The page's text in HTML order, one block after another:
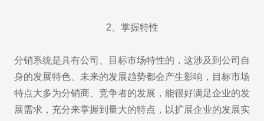
2、掌握特性
分销系统是具有公司、目标市场特性的，这涉及到公司自
身的发展特色、未来的发展趋势都会产生影响，目标市场
特点大多为分销商、竞争者的发展，能很好满足企业的发
展需求，充分来掌握到量大的特点，以扩展企业的发展实